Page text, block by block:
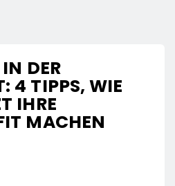
DER
4 TIPPS, WIE
IHRE
MACHEN